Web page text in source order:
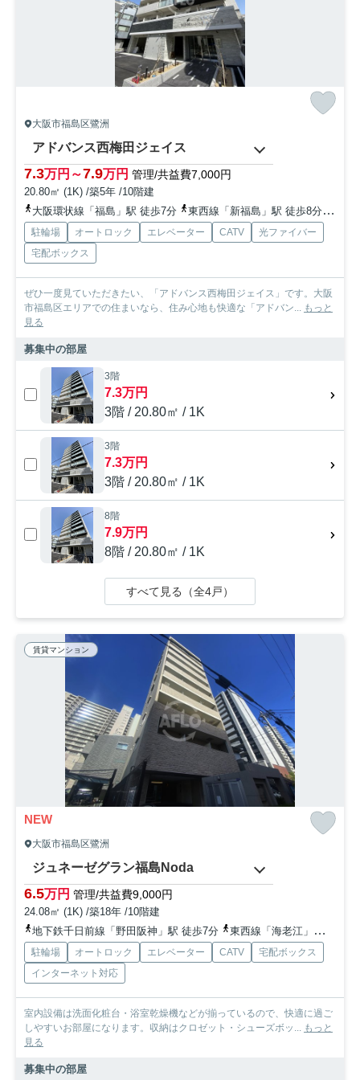
大阪市福島区鷺洲
アドバンス西梅田ジェイス
7.3万円～7.9万円 管理/共益費7,000円
20.80㎡ (1K) /築5年 /10階建
大阪環状線「福島」駅 徒歩7分
東西線「新福島」駅 徒歩8分
駐輪場 オートロック エレベーター CATV
光ファイバー
宅配ボックス
ぜひ一度見ていただきたい、「アドバンス西梅田ジェイス」です。大阪
市福島区エリアでの住まいなら、住み心地も快適な「アドバン... もっと
見る
募集中の部屋
3階
7.3万円
3階 / 20.80㎡ / 1K
3階
7.3万円
3階 / 20.80㎡ / 1K
8階
7.9万円
8階 / 20.80㎡ / 1K
すべて見る（全4戸）
賃貸マンション
NEW
大阪市福島区鷺洲
ジュネーゼグラン福島Noda
6.5万円 管理/共益費9,000円
24.08㎡ (1K) /築18年 /10階建
地下鉄千日前線「野田阪神」駅 徒歩7分
東西線「海老江」駅 徒歩8分
駐輪場 オートロック エレベーター CATV
宅配ボックス
インターネット対応
室内設備は洗面化粧台・浴室乾燥機などが揃っているので、快適に過ご
しやすいお部屋になります。収納はクロゼット・シューズボッ... もっと
見る
募集中の部屋